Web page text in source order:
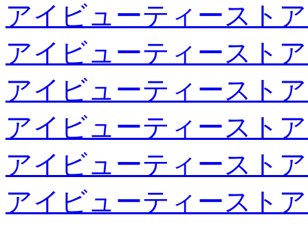
アイビューティースト
アイビューティースト
アイビューティースト
アイビューティースト
アイビューティースト
アイビューティースト